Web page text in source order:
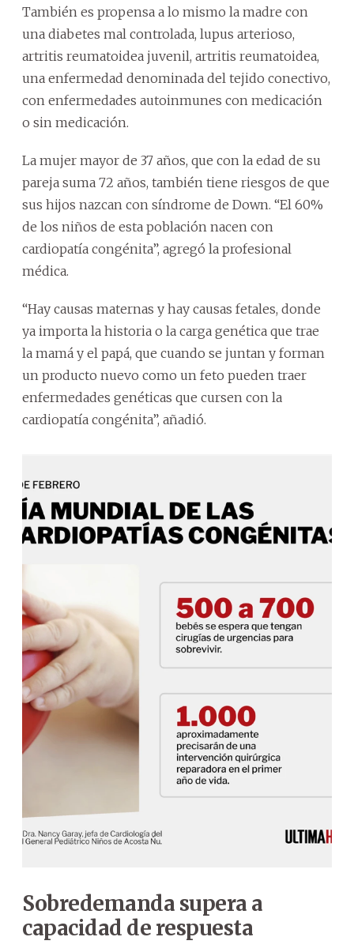
También es propensa a lo mismo la madre con
una diabetes mal controlada, lupus arterioso,
artritis reumatoidea juvenil, artritis reumatoidea,
una enfermedad denominada del tejido conectivo,
con enfermedades autoinmunes con medicación
o sin medicación.
La mujer mayor de 37 años, que con la edad de su
pareja suma 72 años, también tiene riesgos de que
sus hijos nazcan con síndrome de Down. “El 60%
de los niños de esta población nacen con
cardiopatía congénita”, agregó la profesional
médica.
“Hay causas maternas y hay causas fetales, donde
ya importa la historia o la carga genética que trae
la mamá y el papá, que cuando se juntan y forman
un producto nuevo como un feto pueden traer
enfermedades genéticas que cursen con la
cardiopatía congénita”, añadió.
Sobredemanda supera a
capacidad de respuesta